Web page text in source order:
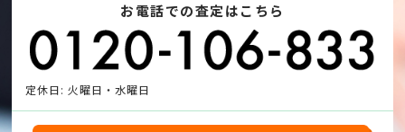
お電話での査定はこちら
定休日: 火曜日・水曜日